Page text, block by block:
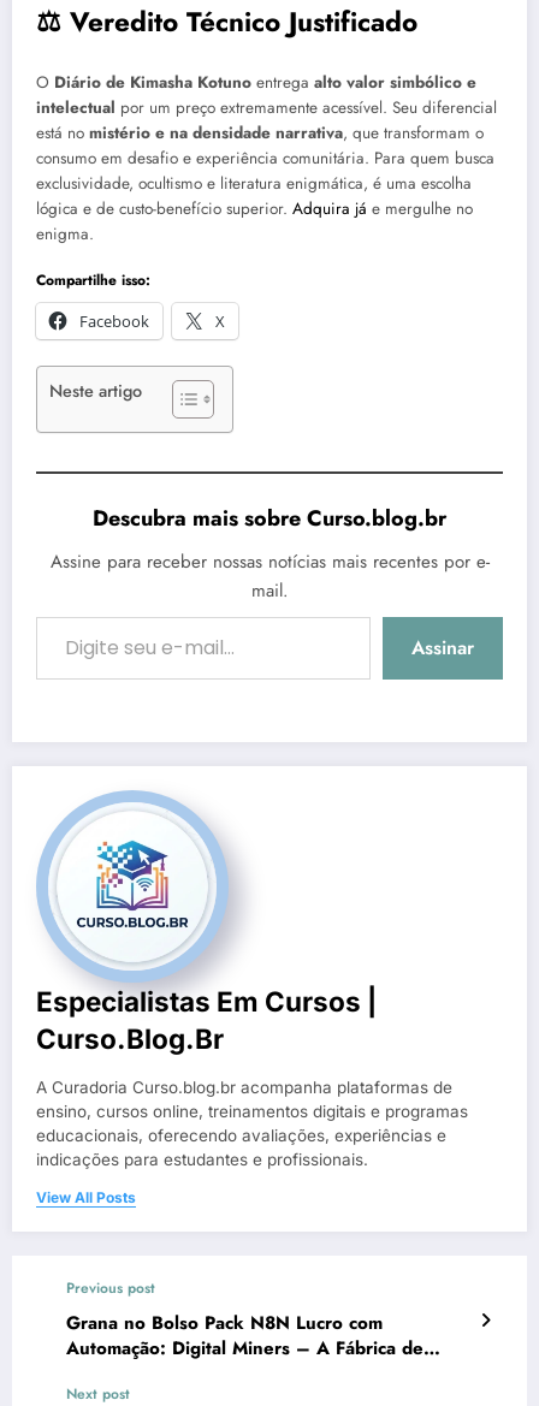
⚖️ Veredito Técnico Justificado
O Diário de Kimasha Kotuno entrega alto valor simbólico e
intelectual por um preço extremamente acessível. Seu diferencial
está no mistério e na densidade narrativa, que transformam o
consumo em desafio e experiência comunitária. Para quem busca
exclusividade, ocultismo e literatura enigmática, é uma escolha
lógica e de custo-benefício superior. Adquira já e mergulhe no
enigma.
Compartilhe isso:
Facebook
X
Neste artigo
Descubra mais sobre Curso.blog.br
Assine para receber nossas notícias mais recentes por e-
mail.
Digite seu e-mail…
Assinar
Especialistas Em Cursos |
Curso.blog.br
A Curadoria Curso.blog.br acompanha plataformas de
ensino, cursos online, treinamentos digitais e programas
educacionais, oferecendo avaliações, experiências e
indicações para estudantes e profissionais.
View All Posts
Previous post
Grana no Bolso Pack N8N Lucro com
Automação: Digital Miners – A Fábrica de
Next post